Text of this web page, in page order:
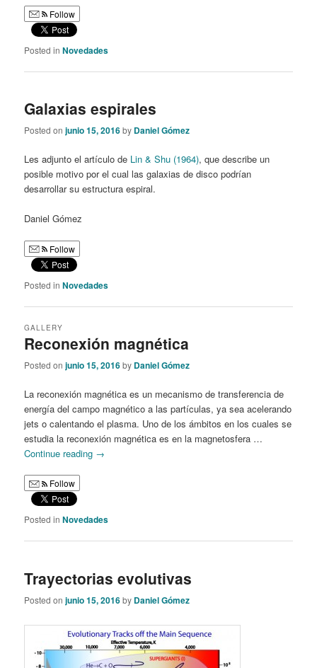
Follow
Posted in Novedades
Galaxias espirales
Posted onjunio 15, 2016by Daniel Gómez
Les adjunto el artículo de Lin & Shu (1964), que describe un
posible motivo por el cual las galaxias de disco podrían
desarrollar su estructura espiral.
Daniel Gómez
Follow
Posted in Novedades
Reconexión magnética
GALLERY
Posted onjunio 15, 2016by Daniel Gómez
La reconexión magnética es un mecanismo de transferencia de
energía del campo magnético a las partículas, ya sea acelerando
jets o calentando el plasma. Uno de los ámbitos en los cuales se
estudia la reconexión magnética es en la magnetosfera …
Continue reading →
Follow
Posted in Novedades
Trayectorias evolutivas
Posted onjunio 15, 2016by Daniel Gómez